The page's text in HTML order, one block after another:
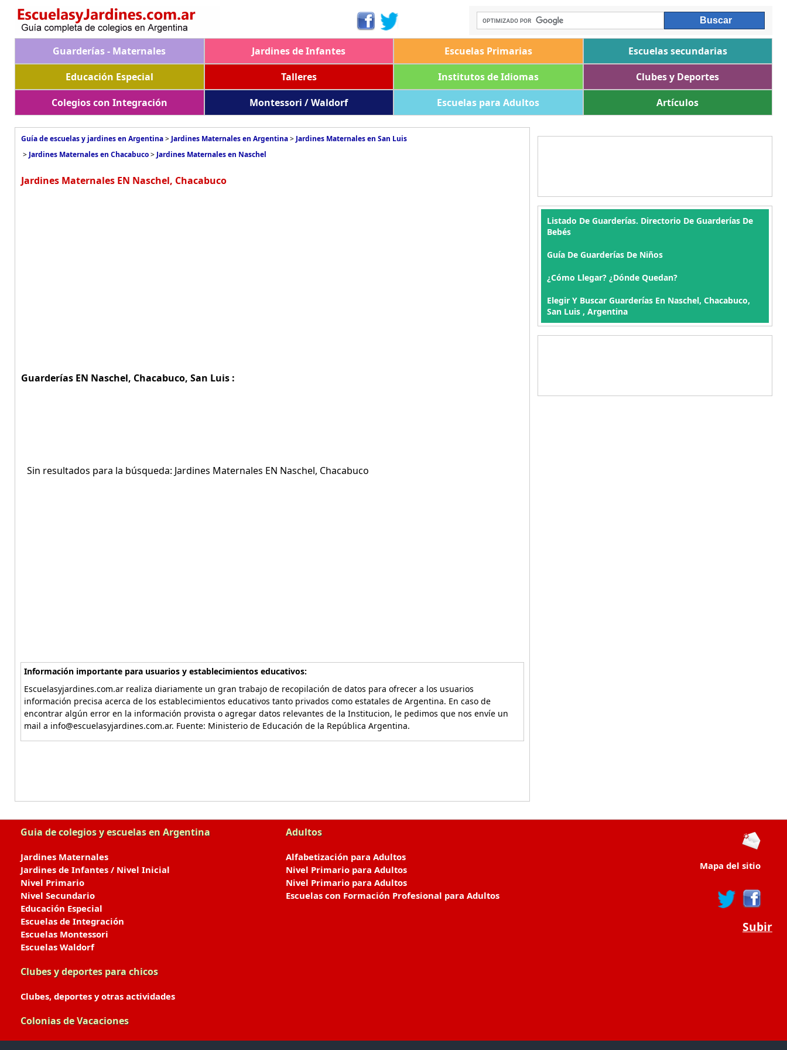
Guarderías - Maternales Jardines de Infantes Escuelas Primarias
Escuelas secundarias
Educación Especial
Talleres Institutos de Idiomas
Clubes y Deportes
Colegios con Integración
Montessori / Waldorf Escuelas para Adultos Artículos
Guía de escuelas y jardines en Argentina> Jardines Maternales en Argentina> Jardines Maternales en San Luis
> Jardines Maternales en Chacabuco> Jardines Maternales en Naschel
Jardines Maternales EN Naschel, Chacabuco
Guarderías EN Naschel, Chacabuco, San Luis :
Sin resultados para la búsqueda: Jardines Maternales EN Naschel, Chacabuco
Información importante para usuarios y establecimientos educativos:
Escuelasyjardines.com.ar realiza diariamente un gran trabajo de recopilación de datos para ofrecer a los usuarios
información precisa acerca de los establecimientos educativos tanto privados como estatales de Argentina. En caso de
encontrar algún error en la información provista o agregar datos relevantes de la Institucion, le pedimos que nos envíe un
mail a info@escuelasyjardines.com.ar. Fuente: Ministerio de Educación de la República Argentina.
Listado De Guarderías. Directorio De Guarderías De
Bebés
Guía De Guarderías De Niños
¿Cómo Llegar? ¿Dónde Quedan?
Elegir Y Buscar Guarderías En Naschel, Chacabuco,
San Luis , Argentina
Guia de colegios y escuelas en Argentina
Jardines Maternales
Jardines de Infantes / Nivel Inicial
Nivel Primario
Nivel Secundario
Educación Especial
Escuelas de Integración
Escuelas Montessori
Escuelas Waldorf
Clubes y deportes para chicos
Clubes, deportes y otras actividades
Colonias de Vacaciones
Adultos
Alfabetización para Adultos
Nivel Primario para Adultos
Nivel Primario para Adultos
Escuelas con Formación Profesional para Adultos
Mapa del sitio
Subir